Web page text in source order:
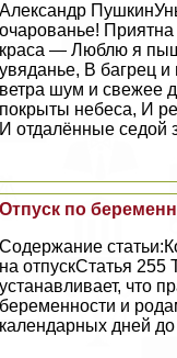
Александр
очарованье!
краса — Люблю я
увяданье, В багрец и
ветра шум и свежее
покрыты небеса, И
И отдалённые седой
Отпуск по
Содержание
на отпускСтатья 255
устанавливает, что
беременности и
календарных дней